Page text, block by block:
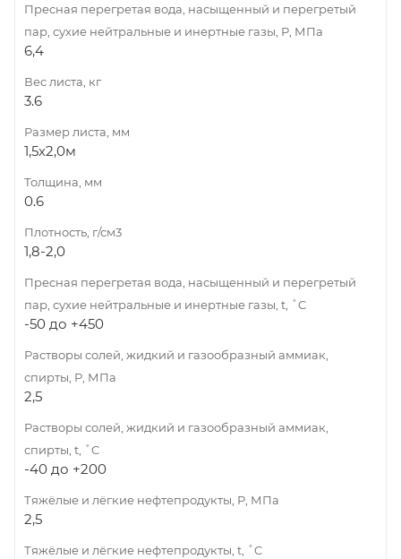
Пресная перегретая вода, насыщенный и перегретый
пар, сухие нейтральные и инертные газы, Р, МПа
6,4
Вес листа, кг
3.6
Размер листа, мм
1,5х2,0м
Толщина, мм
0.6
Плотность, г/см3
1,8-2,0
Пресная перегретая вода, насыщенный и перегретый
пар, сухие нейтральные и инертные газы, t, ˚C
-50 до +450
Растворы солей, жидкий и газообразный аммиак,
спирты, Р, МПа
2,5
Растворы солей, жидкий и газообразный аммиак,
спирты, t, ˚C
-40 до +200
Тяжёлые и лёгкие нефтепродукты, Р, МПа
2,5
Тяжёлые и лёгкие нефтепродукты, t, ˚C